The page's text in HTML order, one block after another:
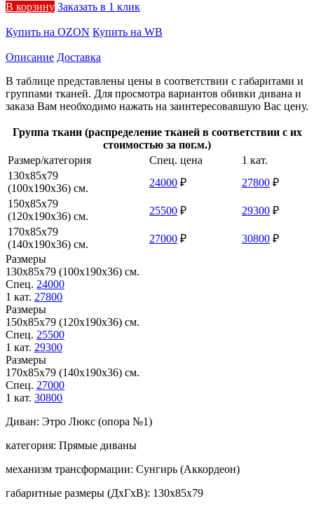
В корзину Заказать в 1 клик
Купить на OZON Купить на WB
Описание Доставка
В таблице представлены цены в соответствии с габаритами и
группами тканей. Для просмотра вариантов обивки дивана и
заказа Вам необходимо нажать на заинтересовавшую Вас цену.
Группа ткани (распределение тканей в соответствии с их
стоимостью за пог.м.)
Размер/категория
Спец. цена
1 кат.
130х85х79
(100х190х36) см.
24000 ₽ 27800 ₽
150х85х79
(120х190х36) см.
25500 ₽ 29300 ₽
170х85х79
(140х190х36) см.
27000 ₽ 30800 ₽
Размеры
130х85х79 (100х190х36) см.
Спец. 24000
1 кат. 27800
Размеры
150х85х79 (120х190х36) см.
Спец. 25500
1 кат. 29300
Размеры
170х85х79 (140х190х36) см.
Спец. 27000
1 кат. 30800
Диван: Этро Люкс (опора №1)
категория: Прямые диваны
механизм трансформации: Сунгирь (Аккордеон)
габаритные размеры (ДхГхВ): 130х85х79